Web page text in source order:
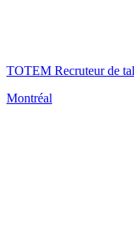
TOTEM Recruteur de
Montréal